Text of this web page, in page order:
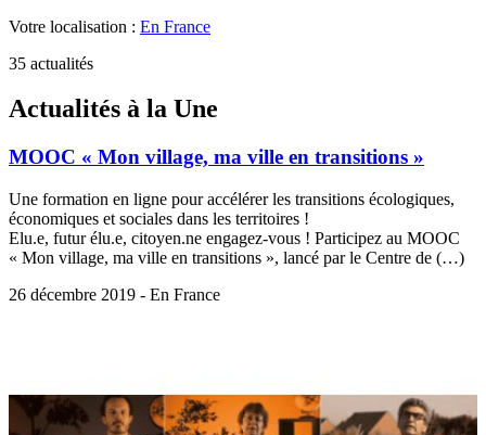
Votre localisation : En France
35 actualités
Actualités à la Une
MOOC « Mon village, ma ville en transitions »
Une formation en ligne pour accélérer les transitions écologiques,
économiques et sociales dans les territoires !
Elu.e, futur élu.e, citoyen.ne engagez-vous ! Participez au MOOC
« Mon village, ma ville en transitions », lancé par le Centre de (…)
26 décembre 2019 - En France